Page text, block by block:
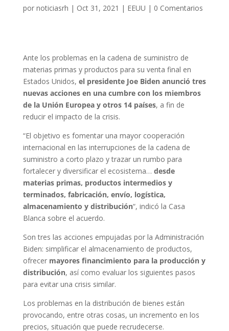
por noticiasrh | Oct 31, 2021 | EEUU | 0 Comentarios
Ante los problemas en la cadena de suministro de
materias primas y productos para su venta final en
Estados Unidos, el presidente Joe Biden anunció tres
nuevas acciones en una cumbre con los miembros
de la Unión Europea y otros 14 países, a fin de
reducir el impacto de la crisis.
“El objetivo es fomentar una mayor cooperación
internacional en las interrupciones de la cadena de
suministro a corto plazo y trazar un rumbo para
fortalecer y diversificar el ecosistema… desde
materias primas, productos intermedios y
terminados, fabricación, envío, logística,
almacenamiento y distribución“, indicó la Casa
Blanca sobre el acuerdo.
Son tres las acciones empujadas por la Administración
Biden: simplificar el almacenamiento de productos,
ofrecer mayores financimiento para la producción y
distribución, así como evaluar los siguientes pasos
para evitar una crisis similar.
Los problemas en la distribución de bienes están
provocando, entre otras cosas, un incremento en los
precios, situación que puede recrudecerse.